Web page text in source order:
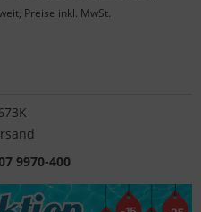
Preise inkl. MwSt.
9970-400